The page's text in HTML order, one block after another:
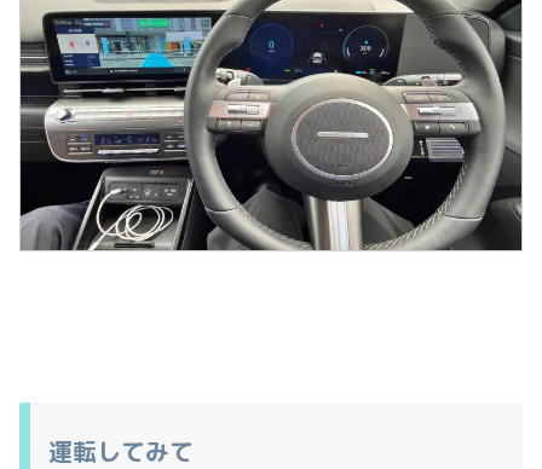
運転してみて